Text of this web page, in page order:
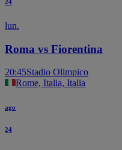
24
lun.
Roma vs Fiorentina
20:45Stadio Olimpico
Rome, Italia, Italia
ago
24